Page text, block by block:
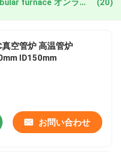
空管炉 高温管炉
ID150mm
お問い合わせ